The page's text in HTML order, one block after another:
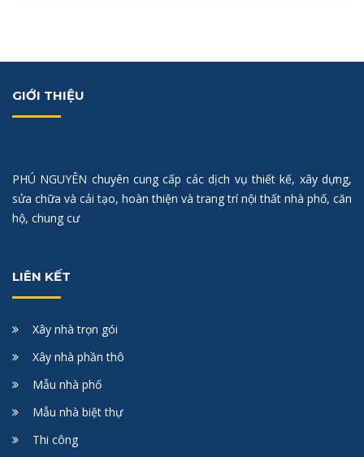
GIỚI THIỆU
PHÚ NGUYÊN chuyên cung cấp các dịch vụ thiết kế, xây dựng,
sửa chữa và cải tạo, hoàn thiện và trang trí nội thất nhà phố, căn
hộ, chung cư
LIÊN KẾT
Xây nhà trọn gói
Xây nhà phần thô
Mẫu nhà phố
Mẫu nhà biệt thự
Thi công